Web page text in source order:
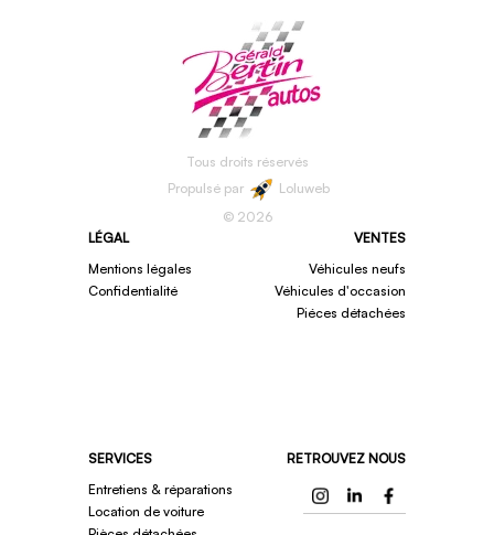
Tous droits réservés
Propulsé par
Loluweb
© 2026
LÉGAL
Mentions légales
Confidentialité
VENTES
Véhicules neufs
Véhicules d'occasion
Piéces détachées
SERVICES
Entretiens & réparations
Location de voiture
RETROUVEZ NOUS